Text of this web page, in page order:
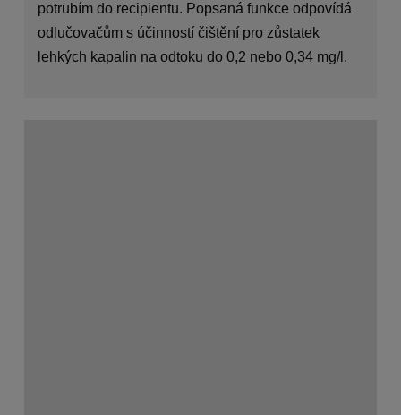
potrubím do recipientu. Popsaná funkce odpovídá
odlučovačům s účinností čištění pro zůstatek
lehkých kapalin na odtoku do 0,2 nebo 0,34 mg/l.